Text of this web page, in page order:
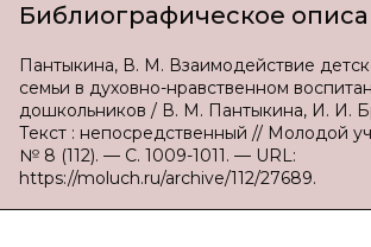
Библиографическое
Пантыкина, В. М. Взаимодействие
семьи в духовно-нравственном
дошкольников / В. М. Пантыкина, И. И.
Текст : непосредственный // Молодой
№ 8 (112). — С. 1009-1011. — URL:
https://moluch.ru/archive/112/27689.